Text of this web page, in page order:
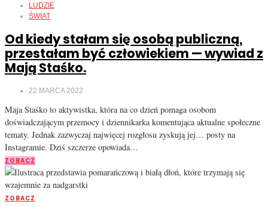
LUDZIE
ŚWIAT
Od kiedy stałam się osobą publiczną,
przestałam być człowiekiem — wywiad z
Mają Staśko.
22 MARCA 2022
Maja Staśko to aktywistka, która na co dzień pomaga osobom
doświadczającym przemocy i dziennikarka komentująca aktualne społeczne
tematy. Jednak zazwyczaj najwięcej rozgłosu zyskują jej… posty na
Instagramie. Dziś szczerze opowiada…
ZOBACZ
ZOBACZ